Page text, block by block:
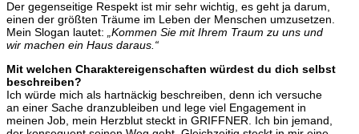
Der gegenseitige Respekt ist mir sehr wichtig, es geht ja darum,
einen der größten Träume im Leben der Menschen umzusetzen.
Mein Slogan lautet:
„Kommen Sie mit Ihrem Traum zu uns und
wir machen ein Haus daraus.“
Mit welchen Charaktereigenschaften würdest du dich selbst
beschreiben?
Ich würde mich als hartnäckig beschreiben, denn ich versuche
an einer Sache dranzubleiben und lege viel Engagement in
meinen Job, mein Herzblut steckt in GRIFFNER. Ich bin jemand,